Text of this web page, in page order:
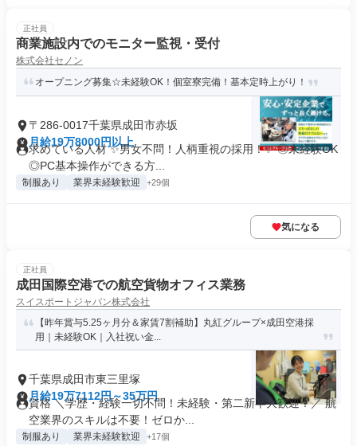
正社員
商業施設内でのモニター監視・受付
株式会社セノン
オープニング募集☆未経験OK！個室寮完備！基本定時上がり！
〒286-0017千葉県成田市赤坂
月給19万8000円以上
求めている人材 ✨男女不問！人柄重視の採用！✨ ◎未経験OK
◎PC基本操作ができる方...
制服あり 業界未経験歓迎 +29個
気になる
正社員
成田国際空港での航空貨物オフィス業務
スイスポートジャパン株式会社
【昨年賞与5.25ヶ月分＆家賃7割補助】丸紅グループ×成田空港採
用｜未経験OK｜入社祝い金...
千葉県成田市東三里塚
月給19万7112円～35万円
資格 ＼学歴・経験一切不問！未経験・第二新卒大歓迎！／ 航
空業界のスキルは不要！ゼロか...
制服あり 業界未経験歓迎 +17個